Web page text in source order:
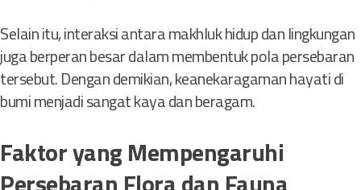
Selain itu, interaksi antara makhluk hidup dan lingkungan
juga berperan besar dalam membentuk pola persebaran
tersebut. Dengan demikian, keanekaragaman hayati di
bumi menjadi sangat kaya dan beragam.
Faktor yang Mempengaruhi